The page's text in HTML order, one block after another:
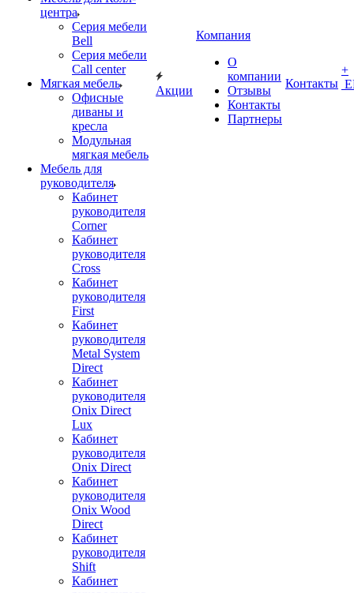
центра
Серия мебели
Bell
Серия мебели
Call center
Мягкая мебель
Офисные
диваны и
кресла
Модульная
мягкая мебель
Мебель для
руководителя
Кабинет
руководителя
Corner
Кабинет
руководителя
Cross
Кабинет
руководителя
First
Кабинет
руководителя
Metal System
Direct
Кабинет
руководителя
Onix Direct
Lux
Кабинет
руководителя
Onix Direct
Кабинет
руководителя
Onix Wood
Direct
Кабинет
руководителя
Shift
Кабинет
Акции
Компания
О
компании
Отзывы
Контакты
Партнеры
Контакты
+